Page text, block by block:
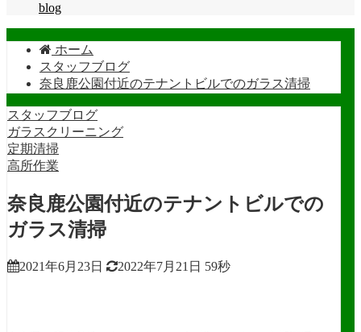
blog
ホーム
スタッフブログ
奈良鹿公園付近のテナントビルでのガラス清掃
スタッフブログ
ガラスクリーニング
定期清掃
高所作業
奈良鹿公園付近のテナントビルでの
ガラス清掃
2021年6月23日 2022年7月21日 59秒